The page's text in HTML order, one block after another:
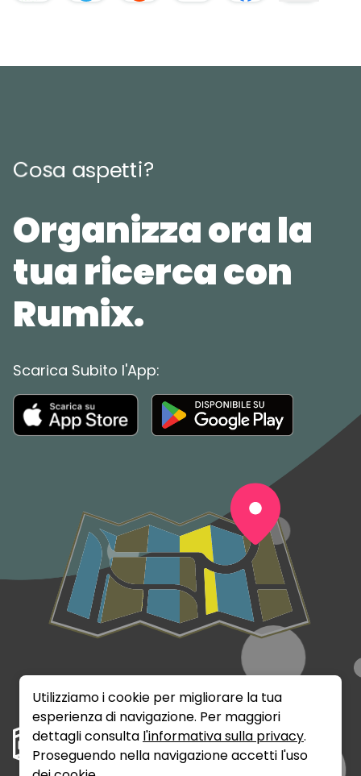
Cosa aspetti?
Organizza ora la
tua ricerca con
Rumix.
Scarica Subito l'App:
Utilizziamo i cookie per migliorare la tua
esperienza di navigazione. Per maggiori
dettagli consulta l'informativa sulla privacy.
Proseguendo nella navigazione accetti l'uso